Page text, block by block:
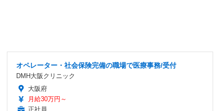
オペレーター・社会保険完備の職場で医療事務/受付
DMH大阪クリニック
大阪府
月給30万円～
正社員